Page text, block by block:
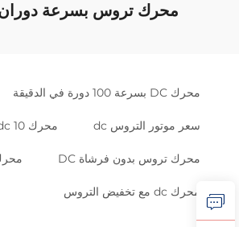
محرك تروس بسرعة
محرك DC بسرعة 100 دورة في الدقيقة
سعر موتور التروس dc محرك dc 10 دورة في الدقيقة
محرك تروس بدون فرشاة DC محرك
محرك dc مع تخفيض التروس